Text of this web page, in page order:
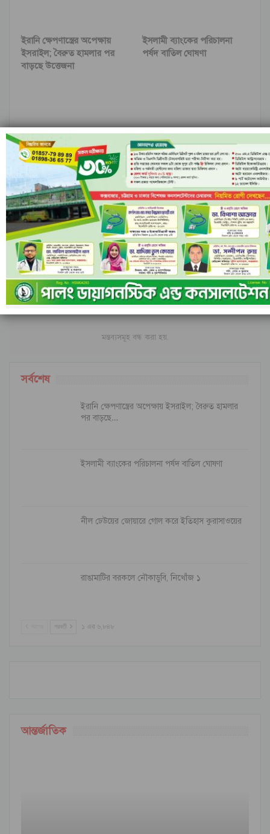
ইরানি ক্ষেপণাস্ত্রের অপেক্ষায়
ইসরাইল; বৈরুত হামলার পর
বাড়ছে উত্তেজনা
ইসলামী ব্যাংকের পরিচালনা
পর্ষদ বাতিল ঘোষণা
নীল ঢেউয়ের জোয়ারে গোল
করে ইতিহাস কুরাসাওয়ের
রাঙামাটির বরকলে নৌকাডুবি,
নিখোঁজ ১
আগের পরবর্তী
মন্তব্য
ফেসবুক-এ মন্তব্য করুন
মন্তব্যসমূহ বন্ধ করা হয়.
সর্বশেষ
ইরানি ক্ষেপণাস্ত্রের অপেক্ষায় ইসরাইল; বৈরুত হামলার
পর বাড়ছে…
ইসলামী ব্যাংকের পরিচালনা পর্ষদ বাতিল ঘোষণা
নীল ঢেউয়ের জোয়ারে গোল করে ইতিহাস কুরাসাওয়ের
রাঙামাটির বরকলে নৌকাডুবি, নিখোঁজ ১
পরবর্তী ১ এর ৬,৮৪৮
আন্তর্জাতিক